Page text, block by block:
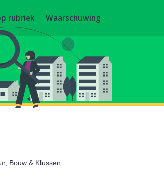
rubriek Waarschuwing
Bouw & Klussen